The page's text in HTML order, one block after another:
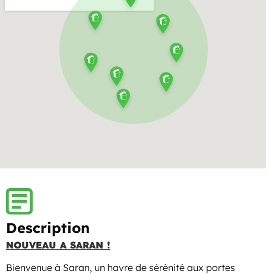
Description
NOUVEAU A SARAN !
Bienvenue à Saran, un havre de sérénité aux portes